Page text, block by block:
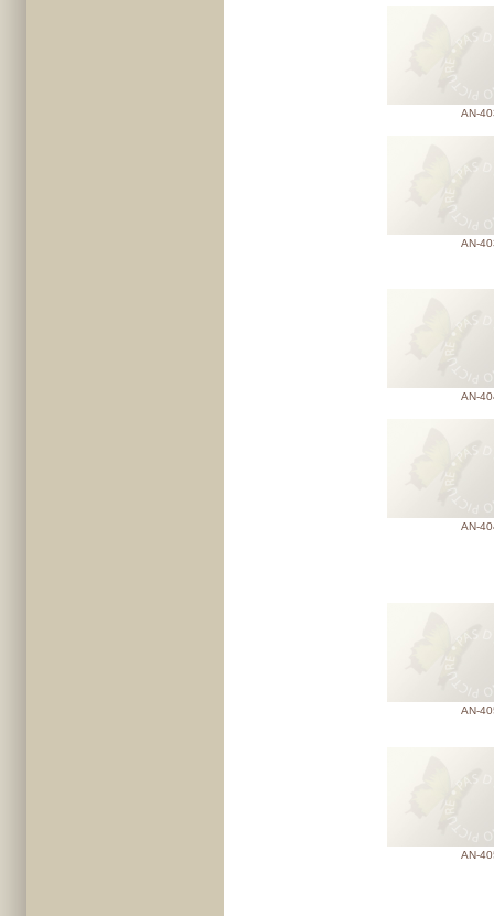
AN-
AN-
AN-
AN-
AN-
AN-